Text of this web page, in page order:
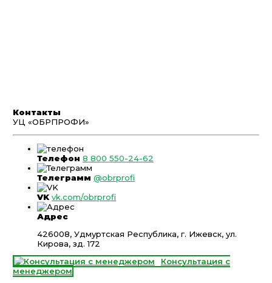
Контакты
УЦ «ОБРПРОФИ»
Телефон 8 800 550-24-62
Телеграмм @obrprofi
VK vk.com/obrprofi
Адрес
426008, Удмуртская Республика, г. Ижевск, ул.
Кирова, зд. 172
Консультация с
менеджером